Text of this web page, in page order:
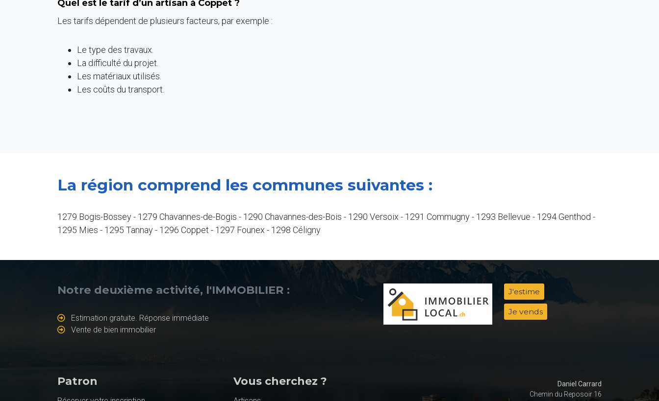
Quel est le tarif d’un artisan à Coppet ?
Les tarifs dépendent de plusieurs facteurs, par exemple :
Le type des travaux.
La difficulté du projet.
Les matériaux utilisés.
Les coûts du transport.
La région comprend les communes suivantes :
1279 Bogis-Bossey - 1279 Chavannes-de-Bogis - 1290 Chavannes-des-Bois - 1290 Versoix - 1291 Commugny - 1293 Bellevue - 1294 Genthod -
1295 Mies - 1295 Tannay - 1296 Coppet - 1297 Founex - 1298 Céligny
Notre deuxième activité, l'IMMOBILIER :
Estimation gratuite. Réponse immédiate
Vente de bien immobilier
J'estime
Je vends
Patron Vous cherchez ?
Daniel Carrard
Chemin du Reposoir 16